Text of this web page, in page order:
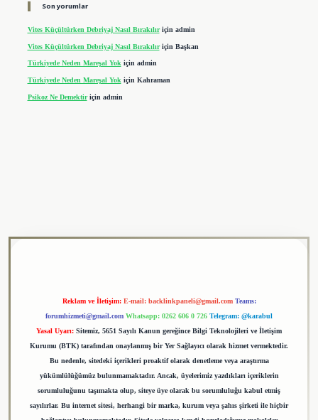
Son yorumlar
Vites Küçültürken Debriyaj Nasıl Bırakılıriçin admin
Vites Küçültürken Debriyaj Nasıl Bırakılıriçin Başkan
Türkiyede Neden Mareşal Yokiçin admin
Türkiyede Neden Mareşal Yok için Kahraman
Psikoz Ne Demektiriçin admin
Reklam ve İletişim: E-mail: backlinkpaneli@gmail.com Teams:
forumhizmeti@gmail.com Whatsapp: 0262 606 0 726 Telegram: @karabul
Yasal Uyarı: Sitemiz, 5651 Sayılı Kanun gereğince Bilgi Teknolojileri ve İletişim
Kurumu (BTK) tarafından onaylanmış bir Yer Sağlayıcı olarak hizmet vermektedir.
Bu nedenle, sitedeki içerikleri proaktif olarak denetleme veya araştırma
yükümlülüğümüz bulunmamaktadır. Ancak, üyelerimiz yazdıkları içeriklerin
sorumluluğunu taşımakta olup, siteye üye olarak bu sorumluluğu kabul etmiş
sayılırlar. Bu internet sitesi, herhangi bir marka, kurum veya şahıs şirketi ile hiçbir